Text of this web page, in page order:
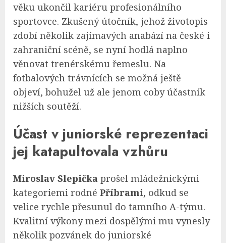
věku ukončil kariéru profesionálního
sportovce. Zkušený útočník, jehož životopis
zdobí několik zajímavých anabází na české i
zahraniční scéně, se nyní hodlá naplno
věnovat trenérskému řemeslu. Na
fotbalových trávnících se možná ještě
objeví, bohužel už ale jenom coby účastník
nižších soutěží.
Účast v juniorské reprezentaci
jej katapultovala vzhůru
Miroslav Slepička prošel mládežnickými
kategoriemi rodné Příbrami, odkud se
velice rychle přesunul do tamního A-týmu.
Kvalitní výkony mezi dospělými mu vynesly
několik pozvánek do juniorské